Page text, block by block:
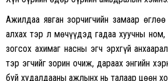
Ажилдаа явган зорчигчийн замаар
алхах тэр л мөчүүдэд гадаа хуучны ном,
зогсох ахимаг насны эгч эрхгүй
тэр эгчийг зорин очиж, дараах энгийн
буй худалдааны ажлынх нь талаар цөөн